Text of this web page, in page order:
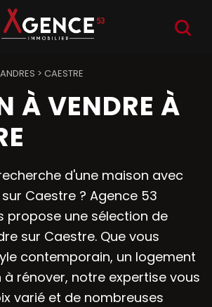
> CAESTRE
À VENDRE À
d'une maison avec
Caestre ? Agence 53
propose une sélection de
sur Caestre. Que vous
contemporain, un logement
à rénover, notre expertise vous
varié et de nombreuses